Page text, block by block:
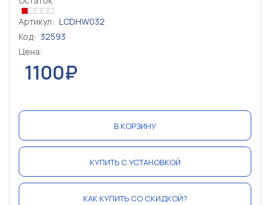
Артикул: LCDHW032
Код: 32593
Цена:
1100₽
В КОРЗИНУ
КУПИТЬ С УСТАНОВКОЙ
КАК КУПИТЬ СО СКИДКОЙ?